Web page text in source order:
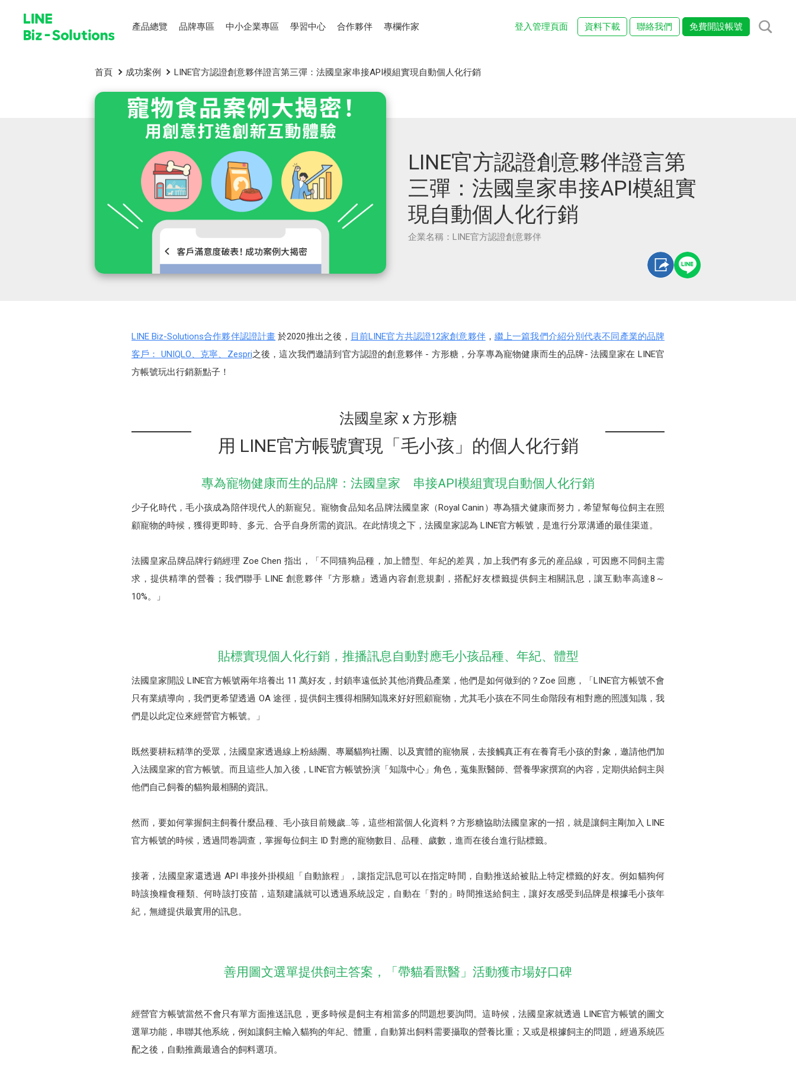
產品總覽 品牌專區 中小企業專區 學習中心 合作夥伴 專欄作家 登入管理頁面 資料下載 聯絡我們 免費開設帳號
首頁 成功案例 LINE官方認證創意夥伴證言第三彈：法國皇家串接API模組實現自動個人化行銷
LINE官方認證創意夥伴證言第
三彈：法國皇家串接API模組實
現自動個人化行銷
企業名稱：LINE官方認證創意夥伴
LINE Biz-Solutions合作夥伴認證計畫 於2020推出之後， 目前LINE官方共認證12家創意夥伴， 繼上一篇我們介紹分別代表不同產業的品牌
客戶： UNIQLO、克寧、Zespri之後，這次我們邀請到官方認證的創意夥伴 - 方形糖，分享專為寵物健康而生的品牌- 法國皇家在 LINE官
方帳號玩出行銷新點子！
法國皇家 x 方形糖
用 LINE官方帳號實現「毛小孩」的個人化行銷
專為寵物健康而生的品牌：法國皇家 串接API模組實現自動個人化行銷
少子化時代，毛小孩成為陪伴現代人的新寵兒。寵物食品知名品牌法國皇家（Royal Canin）專為猫犬健康而努力，希望幫每位飼主在照
顧寵物的時候，獲得更即時、多元、合乎自身所需的資訊。在此情境之下，法國皇家認為 LINE官方帳號，是進行分眾溝通的最佳渠道。
法國皇家品牌品牌行銷經理 Zoe Chen 指出，「不同猫狗品種，加上體型、年紀的差異，加上我們有多元的産品線，可因應不同飼主需
求，提供精準的營養；我們聯手 LINE 創意夥伴『方形糖』透過內容創意規劃，搭配好友標籤提供飼主相關訊息，讓互動率高達8～
10%。」
貼標實現個人化行銷，推播訊息自動對應毛小孩品種、年紀、體型
法國皇家開設 LINE官方帳號兩年培養出 11 萬好友，封鎖率遠低於其他消費品產業，他們是如何做到的？Zoe 回應，「LINE官方帳號不會
只有業績導向，我們更希望透過 OA 途徑，提供飼主獲得相關知識來好好照顧寵物，尤其毛小孩在不同生命階段有相對應的照護知識，我
們是以此定位來經營官方帳號。」
既然要耕耘精準的受眾，法國皇家透過線上粉絲團、專屬貓狗社團、以及實體的寵物展，去接觸真正有在養育毛小孩的對象，邀請他們加
入法國皇家的官方帳號。而且這些人加入後，LINE官方帳號扮演「知識中心」角色，蒐集獸醫師、營養學家撰寫的內容，定期供給飼主與
他們自己飼養的貓狗最相關的資訊。
然而，要如何掌握飼主飼養什麼品種、毛小孩目前幾歲…等，這些相當個人化資料？方形糖協助法國皇家的一招，就是讓飼主剛加入 LINE
官方帳號的時候，透過問卷調查，掌握每位飼主 ID 對應的寵物數目、品種、歲數，進而在後台進行貼標籤。
接著，法國皇家還透過 API 串接外掛模組「自動旅程」，讓指定訊息可以在指定時間，自動推送給被貼上特定標籤的好友。例如貓狗何
時該換糧食種類、何時該打疫苗，這類建議就可以透過系統設定，自動在「對的」時間推送給飼主，讓好友感受到品牌是根據毛小孩年
紀，無縫提供最實用的訊息。
善用圖文選單提供飼主答案，「帶貓看獸醫」活動獲市場好口碑
經營官方帳號當然不會只有單方面推送訊息，更多時候是飼主有相當多的問題想要詢問。這時候，法國皇家就透過 LINE官方帳號的圖文
選單功能，串聯其他系統，例如讓飼主輸入貓狗的年紀、體重，自動算出飼料需要攝取的營養比重；又或是根據飼主的問題，經過系統匹
配之後，自動推薦最適合的飼料選項。